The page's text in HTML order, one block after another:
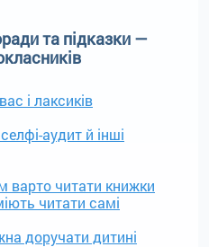
та підказки —
і лаксиків
аудит й інші
варто читати книжки
читати самі
доручати дитині